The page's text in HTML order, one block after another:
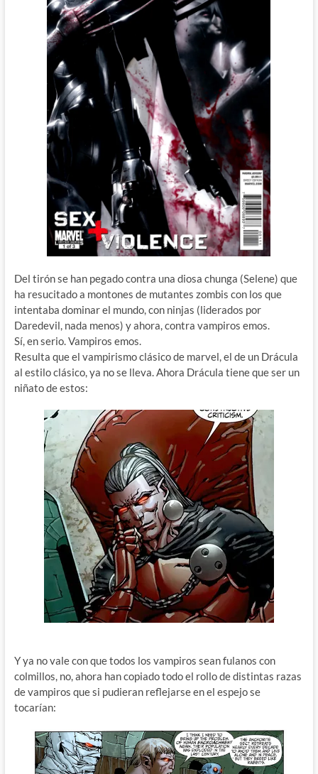
Del tirón se han pegado contra una diosa chunga (Selene) que
ha resucitado a montones de mutantes zombis con los que
intentaba dominar el mundo, con ninjas (liderados por
Daredevil, nada menos) y ahora, contra vampiros emos.
Sí, en serio. Vampiros emos.
Resulta que el vampirismo clásico de marvel, el de un Drácula
al estilo clásico, ya no se lleva. Ahora Drácula tiene que ser un
niñato de estos:
Y ya no vale con que todos los vampiros sean fulanos con
colmillos, no, ahora han copiado todo el rollo de distintas razas
de vampiros que si pudieran reflejarse en el espejo se
tocarían: